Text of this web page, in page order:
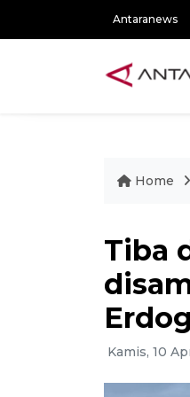
Antaranews
Home
Tiba
Kamis, 10